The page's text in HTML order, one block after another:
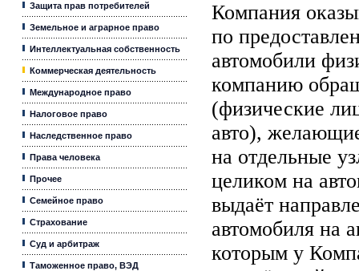
Защита прав потребителей
Земельное и аграрное право
Интеллектуальная собственность
Коммерческая деятельность
Международное право
Налоговое право
Наследственное право
Права человека
Прочее
Семейное право
Страхование
Суд и арбитраж
Таможенное право, ВЭД
Компания
по
автомобили
компанию
(физические
авто),
на отдельные
целиком на
выдаёт
автомобиля на
которым у